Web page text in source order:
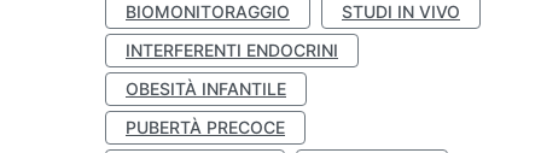
BIOMONITORAGGIO
STUDI IN VIVO
INTERFERENTI ENDOCRINI
OBESITÀ INFANTILE
PUBERTÀ PRECOCE